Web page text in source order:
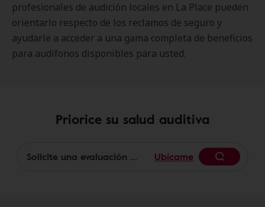
profesionales de audición locales en La Place pueden
orientarlo respecto de los reclamos de seguro y
ayudarle a acceder a una gama completa de beneficios
para audífonos disponibles para usted.
Priorice su salud auditiva
Ubícame